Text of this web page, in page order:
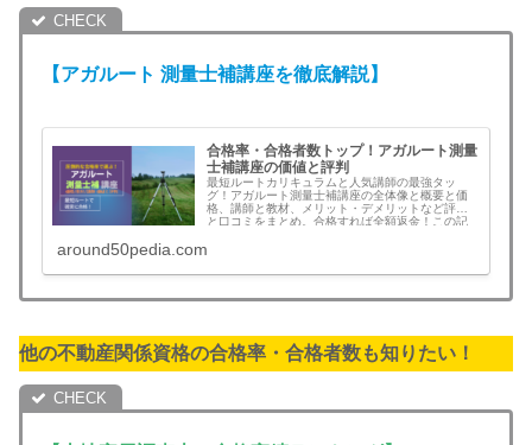
【アガルート 測量士補講座を徹底解説】
合格率・合格者数トップ！アガルート測量
士補講座の価値と評判
最短ルートカリキュラムと人気講師の最強タッ
グ！アガルート測量士補講座の全体像と概要と価
格、講師と教材、メリット・デメリットなど評判
と口コミをまとめ。合格すれば全額返金！この記
around50pedia.com
他の不動産関係資格の合格率・合格者数も知りたい！